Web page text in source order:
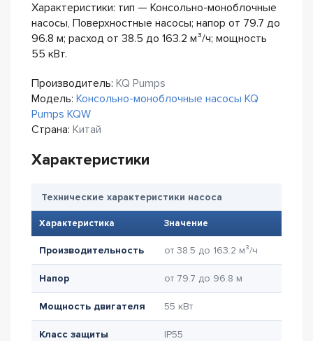
Характеристики: тип — Консольно-моноблочные
насосы, Поверхностные насосы; напор от 79.7 до
96.8 м; расход от 38.5 до 163.2 м³/ч; мощность
55 кВт.
Производитель: KQ Pumps
Модель: Консольно-моноблочные насосы KQ
Pumps KQW
Страна: Китай
Характеристики
Технические характеристики насоса
Характеристика Значение
Производительность от 38.5 до 163.2 м³/ч
Напор от 79.7 до 96.8 м
Мощность двигателя 55 кВт
Класс защиты
IP55